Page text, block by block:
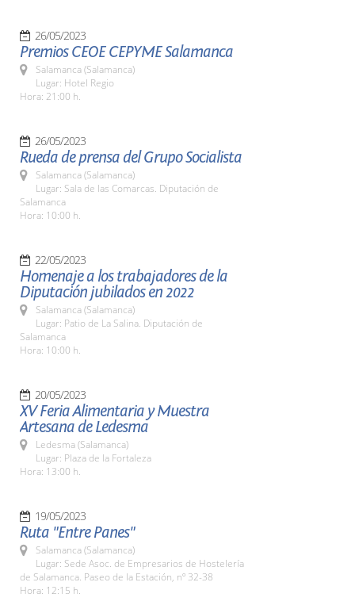
26/05/2023
Premios CEOE CEPYME Salamanca
Salamanca (Salamanca)
Lugar: Hotel Regio
Hora: 21:00 h.
26/05/2023
Rueda de prensa del Grupo Socialista
Salamanca (Salamanca)
Lugar: Sala de las Comarcas. Diputación de
Salamanca
Hora: 10:00 h.
22/05/2023
Homenaje a los trabajadores de la
Diputación jubilados en 2022
Salamanca (Salamanca)
Lugar: Patio de La Salina. Diputación de
Salamanca
Hora: 10:00 h.
20/05/2023
XV Feria Alimentaria y Muestra
Artesana de Ledesma
Ledesma (Salamanca)
Lugar: Plaza de la Fortaleza
Hora: 13:00 h.
19/05/2023
Ruta "Entre Panes"
Salamanca (Salamanca)
Lugar: Sede Asoc. de Empresarios de Hostelería
de Salamanca. Paseo de la Estación, nº 32-38
Hora: 12:15 h.